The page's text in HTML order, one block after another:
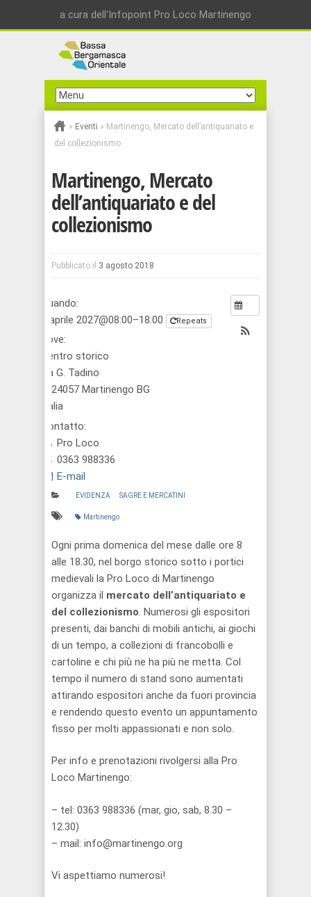
a cura dell'Infopoint Pro Loco Martinengo
» Eventi » Martinengo, Mercato dell’antiquariato e
del collezionismo
Martinengo, Mercato
dell’antiquariato e del
collezionismo
Pubblicato il 3 agosto 2018
Quando:
4 aprile 2027@08:00–18:00
Repeats
Dove:
Centro storico
via G. Tadino
1, 24057 Martinengo BG
Italia
Contatto:
Pro Loco
0363 988336
E-mail
EVIDENZA SAGRE E MERCATINI
Martinengo
Ogni prima domenica del mese dalle ore 8
alle 18.30, nel borgo storico sotto i portici
medievali la Pro Loco di Martinengo
organizza il mercato dell’antiquariato e
del collezionismo . Numerosi gli espositori
presenti, dai banchi di mobili antichi, ai giochi
di un tempo, a collezioni di francobolli e
cartoline e chi più ne ha più ne metta. Col
tempo il numero di stand sono aumentati
attirando espositori anche da fuori provincia
e rendendo questo evento un appuntamento
fisso per molti appassionati e non solo.
Per info e prenotazioni rivolgersi alla Pro
Loco Martinengo:
– tel: 0363 988336 (mar, gio, sab, 8.30 –
12.30)
– mail: info@martinengo.org
Vi aspettiamo numerosi!